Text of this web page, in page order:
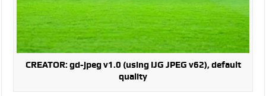
الملك يتلقى اتصالا هاتفيا من العاهل البحريني
القاضي محمود أحمد فريحات.. مبارك ومزيدا من التوفيق
CREATOR: gd-jpeg v1.0 (using IJG JPEG v62), default
quality